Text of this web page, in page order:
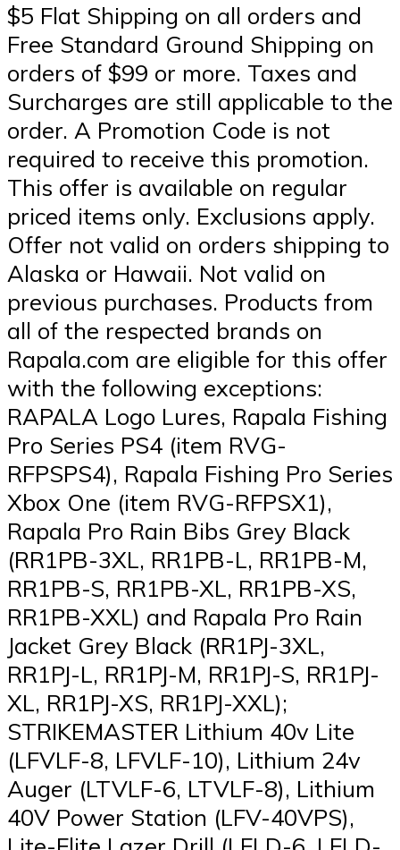
$5 Flat Shipping on all orders and
Free Standard Ground Shipping on
orders of $99 or more. Taxes and
Surcharges are still applicable to the
order. A Promotion Code is not
required to receive this promotion.
This offer is available on regular
priced items only. Exclusions apply.
Offer not valid on orders shipping to
Alaska or Hawaii. Not valid on
previous purchases. Products from
all of the respected brands on
Rapala.com are eligible for this offer
with the following exceptions:
RAPALA Logo Lures, Rapala Fishing
Pro Series PS4 (item RVG-
RFPSPS4), Rapala Fishing Pro Series
Xbox One (item RVG-RFPSX1),
Rapala Pro Rain Bibs Grey Black
(RR1PB-3XL, RR1PB-L, RR1PB-M,
RR1PB-S, RR1PB-XL, RR1PB-XS,
RR1PB-XXL) and Rapala Pro Rain
Jacket Grey Black (RR1PJ-3XL,
RR1PJ-L, RR1PJ-M, RR1PJ-S, RR1PJ-
XL, RR1PJ-XS, RR1PJ-XXL);
STRIKEMASTER Lithium 40v Lite
(LFVLF-8, LFVLF-10), Lithium 24v
Auger (LTVLF-6, LTVLF-8), Lithium
40V Power Station (LFV-40VPS),